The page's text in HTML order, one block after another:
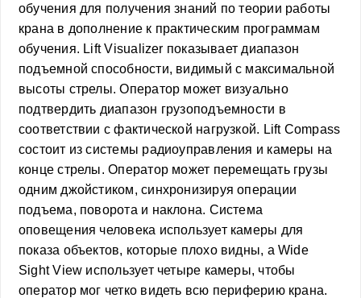
обучения для получения знаний по теории работы
крана в дополнение к практическим программам
обучения. Lift Visualizer показывает диапазон
подъемной способности, видимый с максимальной
высоты стрелы. Оператор может визуально
подтвердить диапазон грузоподъемности в
соответствии с фактической нагрузкой. Lift Compass
состоит из системы радиоуправления и камеры на
конце стрелы. Оператор может перемещать грузы
одним джойстиком, синхронизируя операции
подъема, поворота и наклона. Система
оповещения человека использует камеры для
показа объектов, которые плохо видны, а Wide
Sight View использует четыре камеры, чтобы
оператор мог четко видеть всю периферию крана.